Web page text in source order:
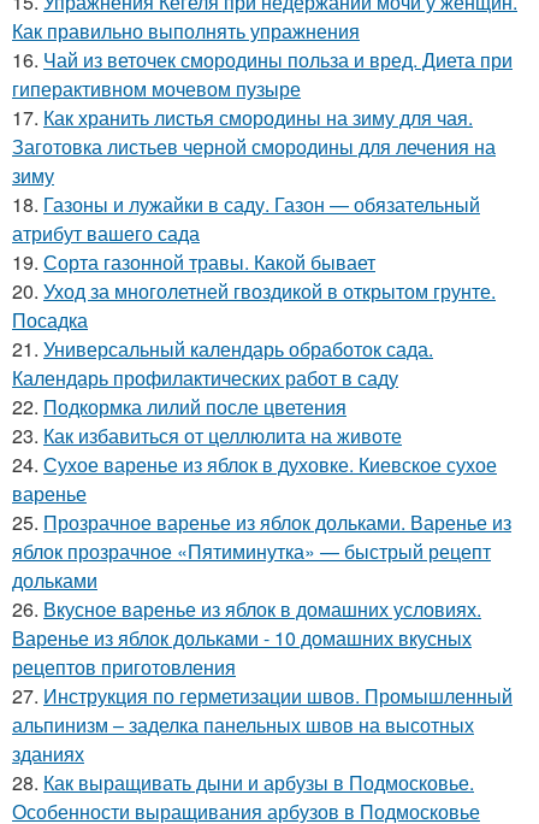
Как правильно выполнять упражнения
16. Чай из веточек смородины польза и вред. Диета при
гиперактивном мочевом пузыре
17. Как хранить листья смородины на зиму для чая.
Заготовка листьев черной смородины для лечения на
зиму
18. Газоны и лужайки в саду. Газон — обязательный
атрибут вашего сада
19. Сорта газонной травы. Какой бывает
20. Уход за многолетней гвоздикой в открытом грунте.
Посадка
21. Универсальный календарь обработок сада.
Календарь профилактических работ в саду
22. Подкормка лилий после цветения
23. Как избавиться от целлюлита на животе
24. Сухое варенье из яблок в духовке. Киевское сухое
варенье
25. Прозрачное варенье из яблок дольками. Варенье из
яблок прозрачное «Пятиминутка» — быстрый рецепт
дольками
26. Вкусное варенье из яблок в домашних условиях.
Варенье из яблок дольками - 10 домашних вкусных
рецептов приготовления
27. Инструкция по герметизации швов. Промышленный
альпинизм – заделка панельных швов на высотных
зданиях
28. Как выращивать дыни и арбузы в Подмосковье.
Особенности выращивания арбузов в Подмосковье